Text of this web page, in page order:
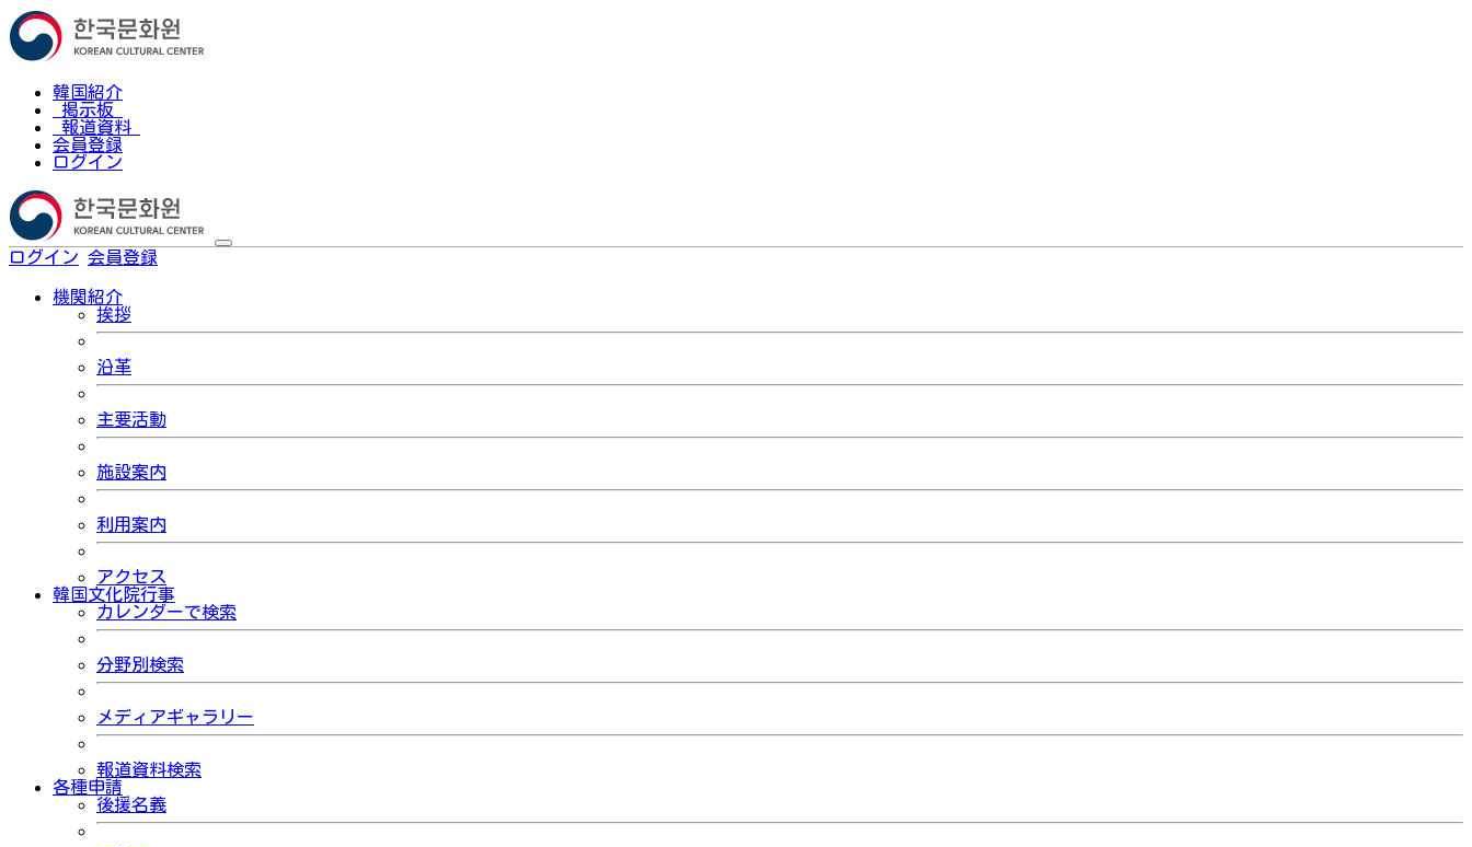
韓国紹介
掲示板
報道資料
会員登録
ログイン
ログイン 会員登録
機関紹介
挨拶
沿革
主要活動
施設案内
利用案内
アクセス
韓国文化院行事
カレンダーで検索
分野別検索
メディアギャラリー
報道資料検索
各種申請
後援名義